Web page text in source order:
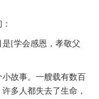
[学会感恩，孝敬父
故事。一艘载有数百
多人都失去了生命，